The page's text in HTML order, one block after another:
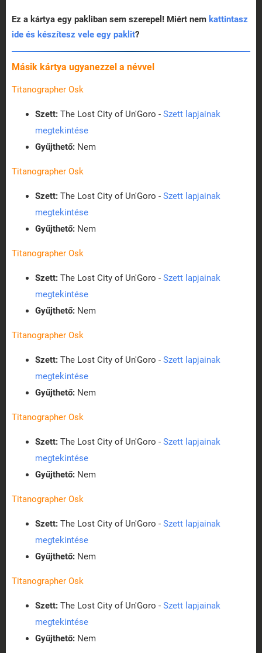
Ez a kártya egy pakliban sem szerepel! Miért nem kattintasz
ide és készítesz vele egy paklit?
Másik kártya ugyanezzel a névvel
Titanographer Osk
Szett: The Lost City of Un'Goro - Szett lapjainak
megtekintése
Gyűjthető: Nem
Titanographer Osk
Szett: The Lost City of Un'Goro - Szett lapjainak
megtekintése
Gyűjthető: Nem
Titanographer Osk
Szett: The Lost City of Un'Goro - Szett lapjainak
megtekintése
Gyűjthető: Nem
Titanographer Osk
Szett: The Lost City of Un'Goro - Szett lapjainak
megtekintése
Gyűjthető: Nem
Titanographer Osk
Szett: The Lost City of Un'Goro - Szett lapjainak
megtekintése
Gyűjthető: Nem
Titanographer Osk
Szett: The Lost City of Un'Goro - Szett lapjainak
megtekintése
Gyűjthető: Nem
Titanographer Osk
Szett: The Lost City of Un'Goro - Szett lapjainak
megtekintése
Gyűjthető: Nem